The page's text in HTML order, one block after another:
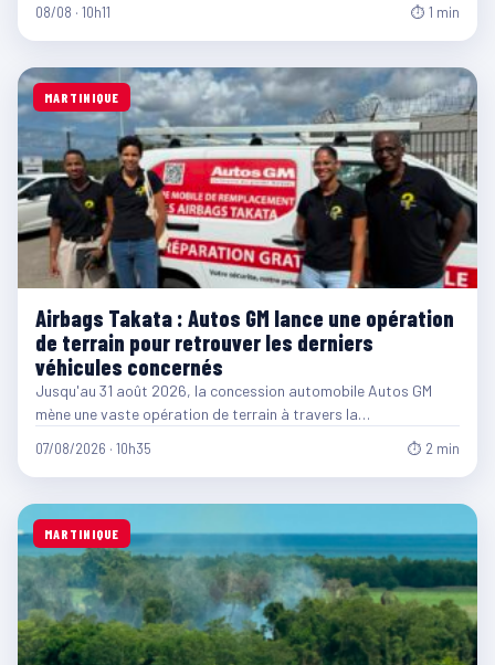
08/08 · 10h11 ⏱ 1 min
MARTINIQUE
Airbags Takata : Autos GM lance une opération
de terrain pour retrouver les derniers
véhicules concernés
Jusqu'au 31 août 2026, la concession automobile Autos GM
mène une vaste opération de terrain à travers la…
07/08/2026 · 10h35 ⏱ 2 min
MARTINIQUE